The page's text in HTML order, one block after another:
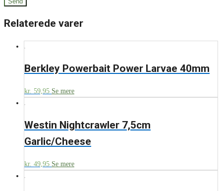
Relaterede varer
Berkley Powerbait Power Larvae 40mm
kr. 59,95 Se mere
Westin Nightcrawler 7,5cm
Garlic/Cheese
kr. 49,95 Se mere